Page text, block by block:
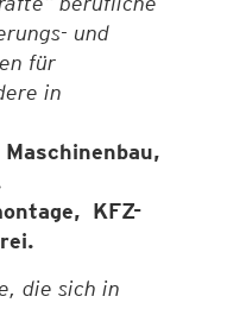
und
für
in
KFZ-
die sich in